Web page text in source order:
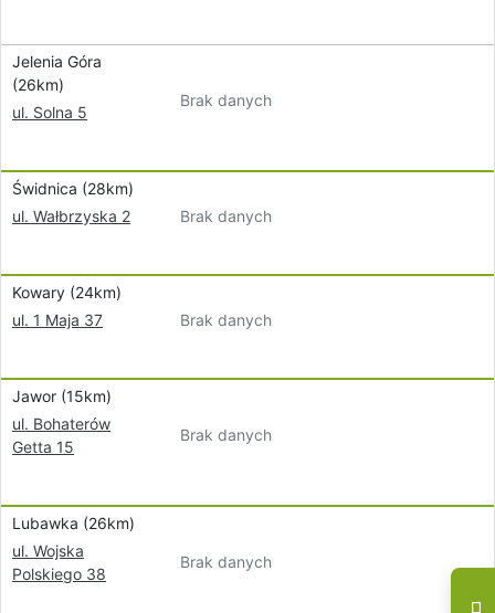
Jelenia Góra
(26km)
ul. Solna 5
Brak danych
Świdnica (28km)
ul. Wałbrzyska 2
Brak danych
Kowary (24km)
ul. 1 Maja 37
Brak danych
Jawor (15km)
ul. Bohaterów
Getta 15
Brak danych
Lubawka (26km)
ul. Wojska
Polskiego 38
Brak danych